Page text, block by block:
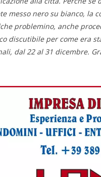
messo nero su bianco, la
problemino, anche
discutibile per come era
dal 22 al 31 dicembre.